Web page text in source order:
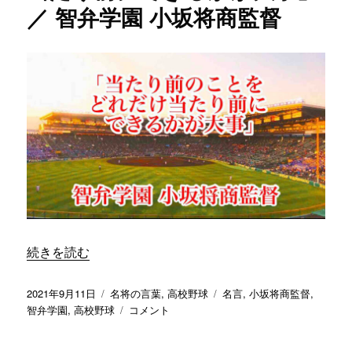
督
に
が
な
導
は
ダ
メ」
／
智
弁
学
園
監
督
／ 智弁学園 小坂将商監督
“「当たり前のことをどれだけ当たり前にできるかが大
続きを読む
投
稿
2021年9月11日
カ
テ
名将の言葉,高校野球
タ
名言,小坂将商監督,
智弁学園,高校野球
「当
コメント